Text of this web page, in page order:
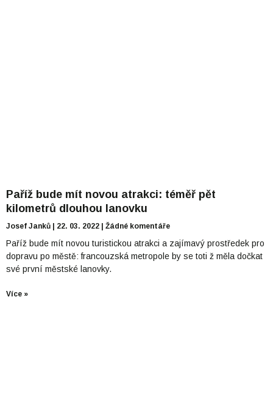
Paříž bude mít novou atrakci: téměř pět
kilometrů dlouhou lanovku
Josef Janků 22. 03. 2022 Žádné komentáře
Paříž bude mít novou turistickou atrakci a zajímavý prostředek pro
dopravu po městě: francouzská metropole by se toti ž měla dočkat
své první městské lanovky.
Více »